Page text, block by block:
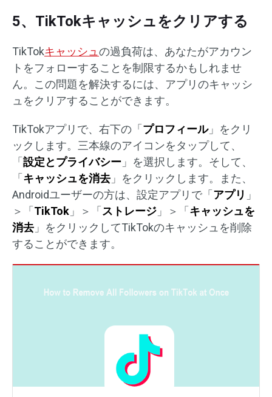
5、TikTokキャッシュをクリアする
TikTokキャッシュ の過負荷は、あなたがアカウン
トをフォローすることを制限するかもしれませ
ん。この問題を解決するには、アプリのキャッシ
ュをクリアすることができます。
TikTokアプリで、右下の「プロフィール」をクリ
ックします。三本線のアイコンをタップして、
「設定とプライバシー 」を選択します。そして、
「キャッシュを消去 」をクリックします。また、
Androidユーザーの方は、設定アプリで「アプリ 」
＞「TikTok 」＞「ストレージ 」＞「キャッシュを
消去 」をクリックしてTikTokのキャッシュを削除
することができます。